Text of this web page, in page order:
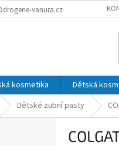
vanura.cz
kosmetika Dětská
Dětské zubní pasty